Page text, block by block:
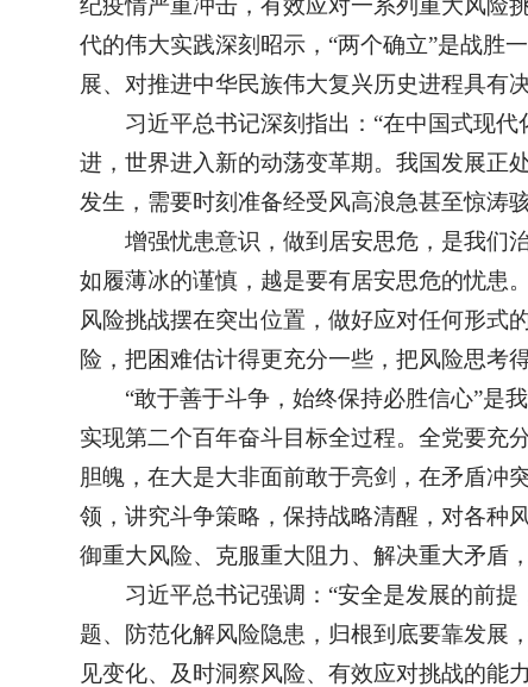
纪疫情严重冲击，有效应对一系列重大风险
代的伟大实践深刻昭示，“两个确立”是战胜
展、对推进中华民族伟大复兴历史进程具有
习近平总书记深刻指出：“在中国式现
进，世界进入新的动荡变革期。我国发展正
发生，需要时刻准备经受风高浪急甚至惊涛
增强忧患意识，做到居安思危，是我们
如履薄冰的谨慎，越是要有居安思危的忧患
风险挑战摆在突出位置，做好应对任何形式
险，把困难估计得更充分一些，把风险思考
“敢于善于斗争，始终保持必胜信心”是
实现第二个百年奋斗目标全过程。全党要充
胆魄，在大是大非面前敢于亮剑，在矛盾冲
领，讲究斗争策略，保持战略清醒，对各种
御重大风险、克服重大阻力、解决重大矛盾
习近平总书记强调：“安全是发展的前
题、防范化解风险隐患，归根到底要靠发展
见变化、及时洞察风险、有效应对挑战的能